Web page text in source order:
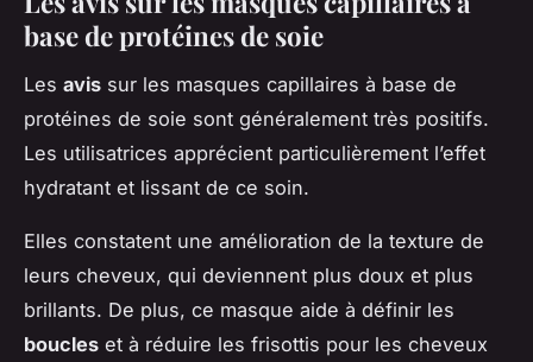
base de protéines de soie
Les avis sur les masques capillaires à base de
protéines de soie sont généralement très positifs.
Les utilisatrices apprécient particulièrement l’effet
hydratant et lissant de ce soin.
Elles constatent une amélioration de la texture de
leurs cheveux, qui deviennent plus doux et plus
brillants. De plus, ce masque aide à définir les
boucles et à réduire les frisottis pour les cheveux